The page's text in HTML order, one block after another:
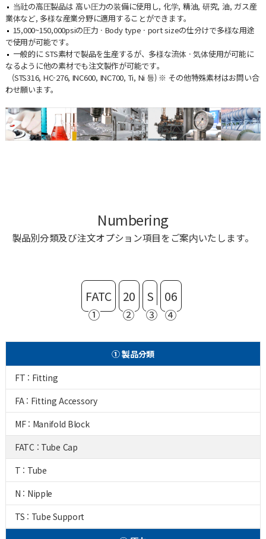
当社の高圧製品は 高い圧力の装備に使用し, 化学, 精油, 研究, 油, ガス産
業体など, 多様な産業分野に適用することができます。
15,000~150,000psiの圧力 · Body type · port sizeの仕分けで多様な用途
で使用が可能です。
一般的に STS素材で製品を生産するが、多様な流体 · 気体使用が可能に
なるように他の素材でも注文製作が可能です。
(STS316, HC-276, INC600, INC700, Ti, Ni 등) ※ その他特殊素材はお問い合
わせ願います。
Numbering
製品別分類及び注文オプション項目をご案内いたします。
FATC
①
20
②
S
③
06
④
① 製品分類
FT : Fitting
FA : Fitting Accessory
MF : Manifold Block
FATC : Tube Cap
T : Tube
N : Nipple
TS : Tube Support